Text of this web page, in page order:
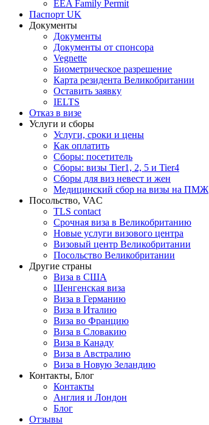
EEA Family Permit
Паспорт UK
Документы
Документы
Документы от спонсора
Vegnette
Биометрическое разрешение
Карта резидента Великобритании
Оставить заявку
IELTS
Отказ в визе
Услуги и сборы
Услуги, сроки и цены
Как оплатить
Сборы: посетитель
Сборы: визы Tier1, 2, 5 и Tier4
Сборы для виз невест и жен
Медицинский сбор на визы на ПМЖ
Посольство, VAC
TLS contact
Срочная виза в Великобританию
Новые услуги визового центра
Визовый центр Великобритании
Посольство Великобритании
Другие страны
Виза в США
Шенгенская виза
Виза в Германию
Виза в Италию
Виза во Францию
Виза в Словакию
Виза в Канаду
Виза в Австралию
Виза в Новую Зеландию
Контакты, Блог
Контакты
Англия и Лондон
Блог
Отзывы